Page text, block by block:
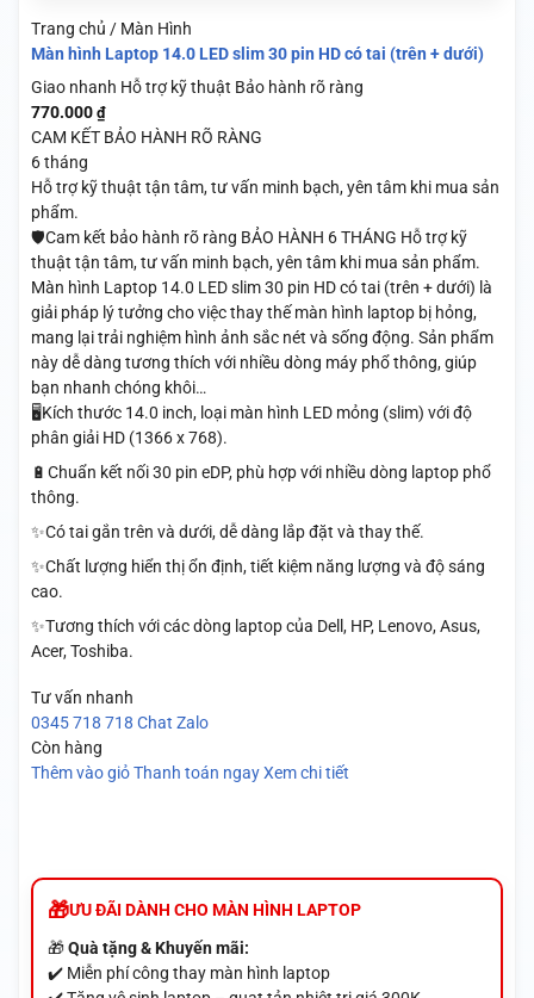
Trang chủ / Màn Hình
Màn hình Laptop 14.0 LED slim 30 pin HD có tai (trên + dưới)
Giao nhanh Hỗ trợ kỹ thuật Bảo hành rõ ràng
770.000 ₫
CAM KẾT BẢO HÀNH RÕ RÀNG
6 tháng
Hỗ trợ kỹ thuật tận tâm, tư vấn minh bạch, yên tâm khi mua sản
phẩm.
🛡️Cam kết bảo hành rõ ràng BẢO HÀNH 6 THÁNG Hỗ trợ kỹ
thuật tận tâm, tư vấn minh bạch, yên tâm khi mua sản phẩm.
Màn hình Laptop 14.0 LED slim 30 pin HD có tai (trên + dưới) là
giải pháp lý tưởng cho việc thay thế màn hình laptop bị hỏng,
mang lại trải nghiệm hình ảnh sắc nét và sống động. Sản phẩm
này dễ dàng tương thích với nhiều dòng máy phổ thông, giúp
bạn nhanh chóng khôi…
🖥️Kích thước 14.0 inch, loại màn hình LED mỏng (slim) với độ
phân giải HD (1366 x 768).
🔋Chuẩn kết nối 30 pin eDP, phù hợp với nhiều dòng laptop phổ
thông.
✨Có tai gắn trên và dưới, dễ dàng lắp đặt và thay thế.
✨Chất lượng hiển thị ổn định, tiết kiệm năng lượng và độ sáng
cao.
✨Tương thích với các dòng laptop của Dell, HP, Lenovo, Asus,
Acer, Toshiba.
Tư vấn nhanh
0345 718 718 Chat Zalo
Còn hàng
Thêm vào giỏ Thanh toán ngay Xem chi tiết
ƯU ĐÃI DÀNH CHO MÀN HÌNH LAPTOP
🎁Quà tặng & Khuyến mãi:
✔️ Miễn phí công thay màn hình laptop